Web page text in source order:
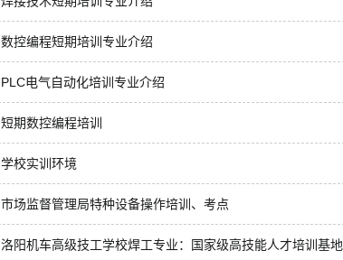
数控编程短期培训专业介绍
PLC电气自动化培训专业介绍
短期数控编程培训
学校实训环境
市场监督管理局特种设备操作培训、考点
洛阳机车高级技工学校焊工专业：国家级高技能人才培训基地